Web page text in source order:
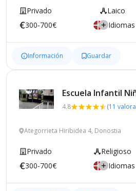
Privado Laico
300-700€
Idiomas
Información Guardar
Escuela Infantil
4.8 (11
Ategorrieta Hiribidea 4, Donostia
Privado Religioso
300-700€
Idiomas